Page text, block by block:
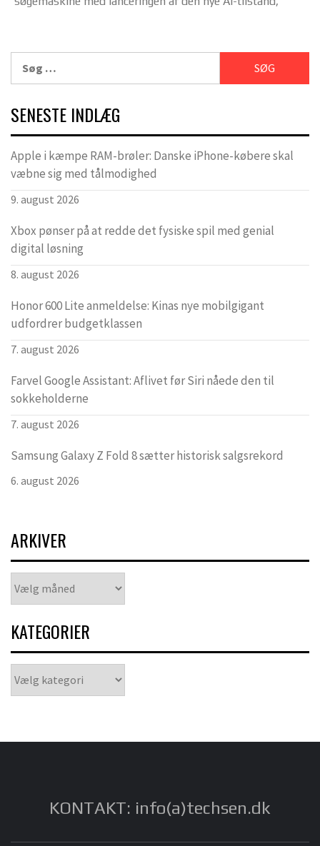
efter:
SENESTE INDLÆG
Apple i kæmpe RAM-brøler: Danske iPhone-købere skal
væbne sig med tålmodighed
9. august 2026
Xbox pønser på at redde det fysiske spil med genial
digital løsning
8. august 2026
Honor 600 Lite anmeldelse: Kinas nye mobilgigant
udfordrer budgetklassen
7. august 2026
Farvel Google Assistant: Aflivet før Siri nåede den til
sokkeholderne
7. august 2026
Samsung Galaxy Z Fold 8 sætter historisk salgsrekord
6. august 2026
ARKIVER
KATEGORIER
KONTAKT: info(a)techsen.dk